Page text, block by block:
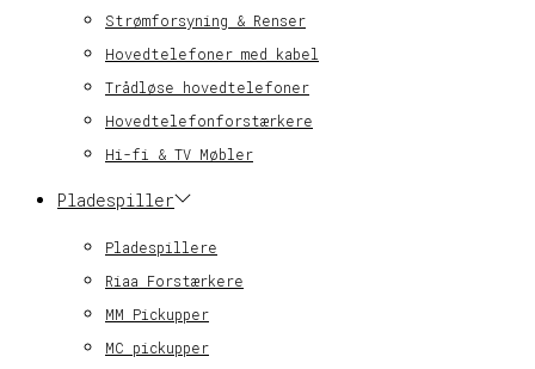
Strømforsyning & Renser
Hovedtelefoner med kabel
Trådløse hovedtelefoner
Hovedtelefonforstærkere
Hi-fi & TV Møbler
Pladespiller
Pladespillere
Riaa Forstærkere
MM Pickupper
MC pickupper